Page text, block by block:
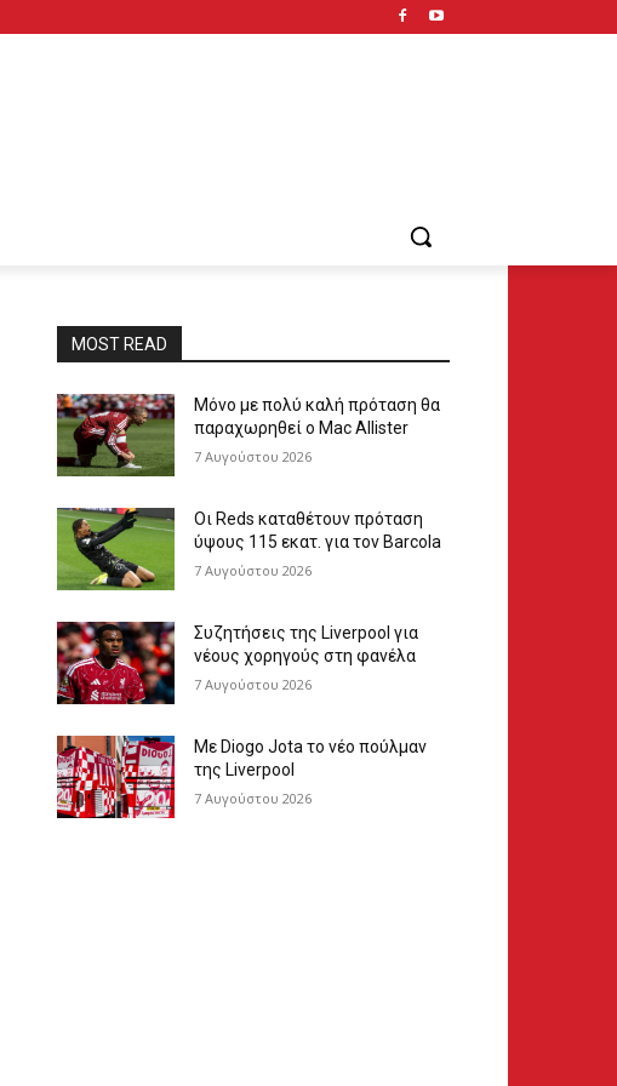
MOST READ
Μόνο με πολύ καλή πρόταση θα
παραχωρηθεί ο Mac Allister
7 Αυγούστου 2026
Οι Reds καταθέτουν πρόταση
ύψους 115 εκατ. για τον Barcola
7 Αυγούστου 2026
Συζητήσεις της Liverpool για
νέους χορηγούς στη φανέλα
7 Αυγούστου 2026
Με Diogo Jota το νέο πούλμαν
της Liverpool
7 Αυγούστου 2026